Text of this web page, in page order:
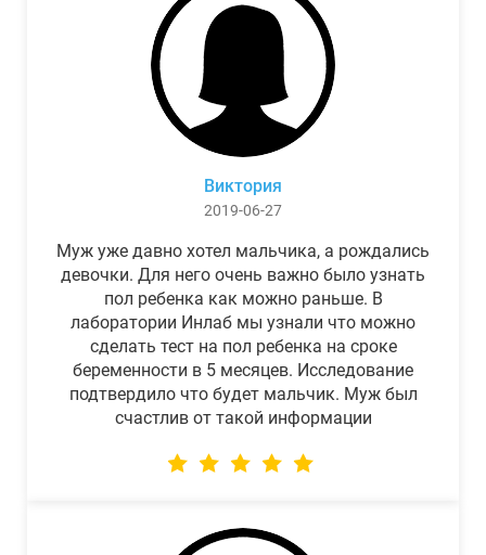
Виктория
2019-06-27
Муж уже давно хотел мальчика, а рождались
девочки. Для него очень важно было узнать
пол ребенка как можно раньше. В
лаборатории Инлаб мы узнали что можно
сделать тест на пол ребенка на сроке
беременности в 5 месяцев. Исследование
подтвердило что будет мальчик. Муж был
счастлив от такой информации